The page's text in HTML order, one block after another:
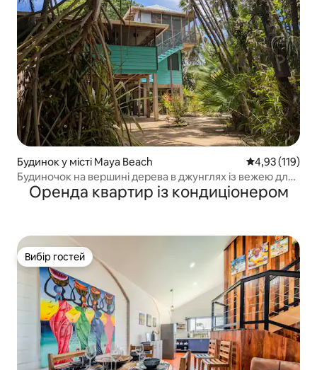
Будинок у місті Maya Beach Середня
4,93 (119)
Будиночок на вершині дерева в джунглях із вежею для
спостереження за заходом сонця
Оренда квартир із кондиціонером
Вибір гостей
Вибір гостей